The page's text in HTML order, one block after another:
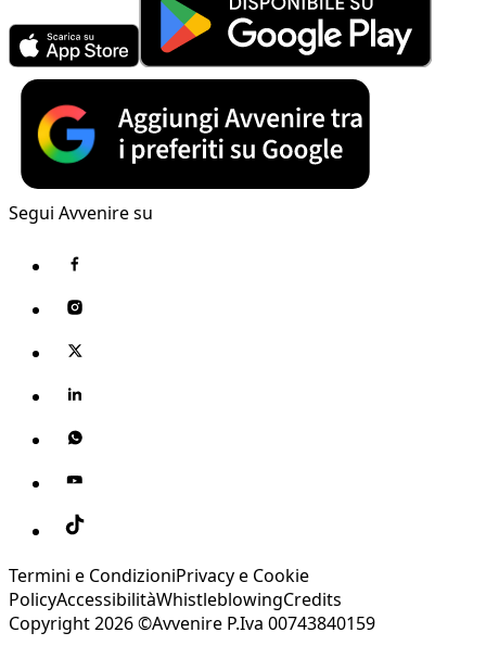
Segui Avvenire su
Termini e CondizioniPrivacy e Cookie
PolicyAccessibilitàWhistleblowingCredits
Copyright 2026 ©Avvenire P.Iva 00743840159